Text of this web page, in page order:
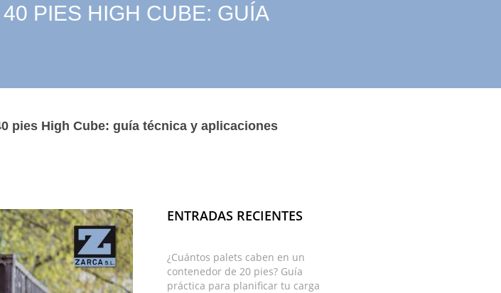
PIES HIGH CUBE: GUÍA
pies High Cube: guía técnica y aplicaciones
ENTRADAS RECIENTES
¿Cuántos palets caben en un
contenedor de 20 pies? Guía
práctica para planificar tu carga